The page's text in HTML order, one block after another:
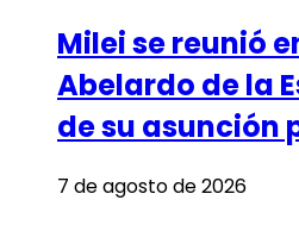
Milei se reunió
Abelardo de la
de su asunción
7 de agosto de 2026